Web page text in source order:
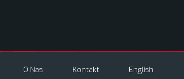
O Nas Kontakt English